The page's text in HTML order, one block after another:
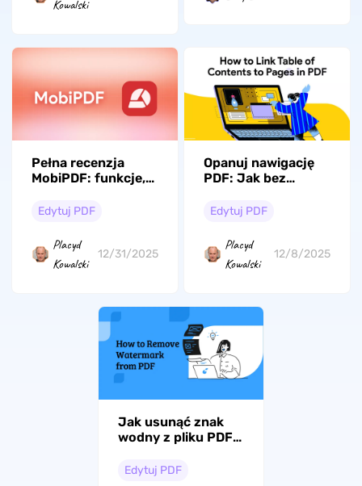
Kowalski
Pełna recenzja
MobiPDF: funkcje,
Edytuj PDF
Placyd
Kowalski
12/31/2025
Opanuj nawigację
PDF: Jak bez
treści ze stronami
Edytuj PDF
Placyd
Kowalski
12/8/2025
Jak usunąć znak
wodny z pliku PDF?
sposobów)
Edytuj PDF